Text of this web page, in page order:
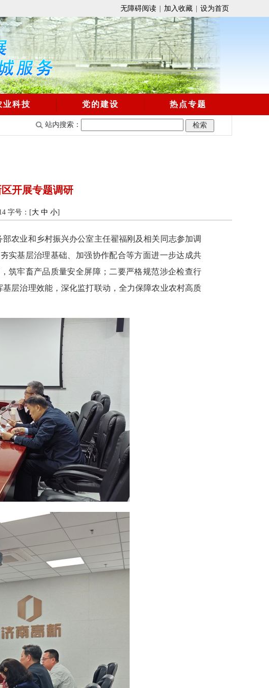
无障碍阅读 加入收藏 设为首页
业科技 党的建设 热点专题
站内搜索：
开展专题调研
字号：[大 中 小]
农业和乡村振兴办公室主任翟福刚及相关同志参加调
实基层治理基础、加强协作配合等方面进一步达成共
筑牢畜产品质量安全屏障；二要严格规范涉企检查行
层治理效能，深化监打联动，全力保障农业农村高质